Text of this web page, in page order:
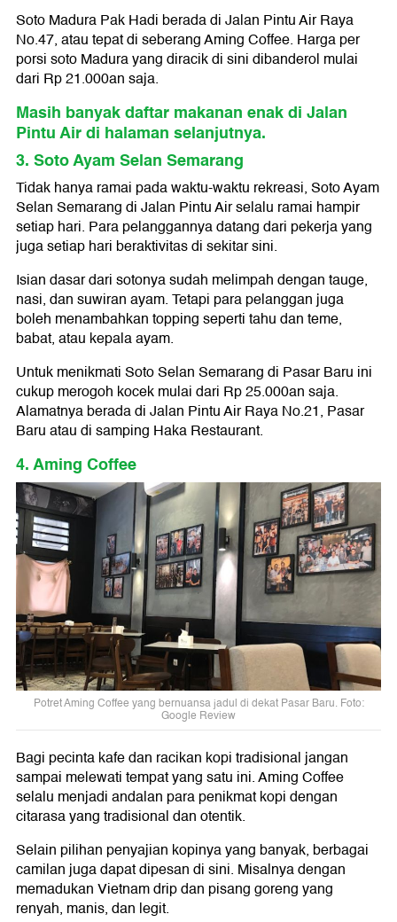
Soto Madura Pak Hadi berada di Jalan Pintu Air Raya
No.47, atau tepat di seberang Aming Coffee. Harga per
porsi soto Madura yang diracik di sini dibanderol mulai
dari Rp 21.000an saja.
Masih banyak daftar makanan enak di Jalan
Pintu Air di halaman selanjutnya.
3. Soto Ayam Selan Semarang
Tidak hanya ramai pada waktu-waktu rekreasi, Soto Ayam
Selan Semarang di Jalan Pintu Air selalu ramai hampir
setiap hari. Para pelanggannya datang dari pekerja yang
juga setiap hari beraktivitas di sekitar sini.
Isian dasar dari sotonya sudah melimpah dengan tauge,
nasi, dan suwiran ayam. Tetapi para pelanggan juga
boleh menambahkan topping seperti tahu dan teme,
babat, atau kepala ayam.
Untuk menikmati Soto Selan Semarang di Pasar Baru ini
cukup merogoh kocek mulai dari Rp 25.000an saja.
Alamatnya berada di Jalan Pintu Air Raya No.21, Pasar
Baru atau di samping Haka Restaurant.
4. Aming Coffee
Potret Aming Coffee yang bernuansa jadul di dekat Pasar Baru. Foto:
Google Review
Bagi pecinta kafe dan racikan kopi tradisional jangan
sampai melewati tempat yang satu ini. Aming Coffee
selalu menjadi andalan para penikmat kopi dengan
citarasa yang tradisional dan otentik.
Selain pilihan penyajian kopinya yang banyak, berbagai
camilan juga dapat dipesan di sini. Misalnya dengan
memadukan Vietnam drip dan pisang goreng yang
renyah, manis, dan legit.